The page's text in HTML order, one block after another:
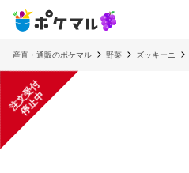
産直・通販のポケマル 野菜 ズッキーニ
注
文
受
付
停
止
中